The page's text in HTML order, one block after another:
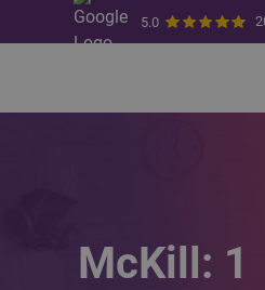
5.0
McKill: 1